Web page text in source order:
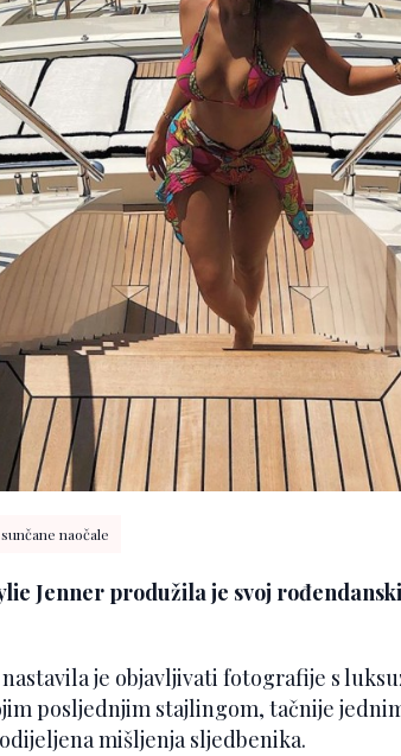
sunčane naočale
Jenner produžila je svoj
je objavljivati fotografije s
posljednjim stajlingom, tačnije
mišljenja sljedbenika.